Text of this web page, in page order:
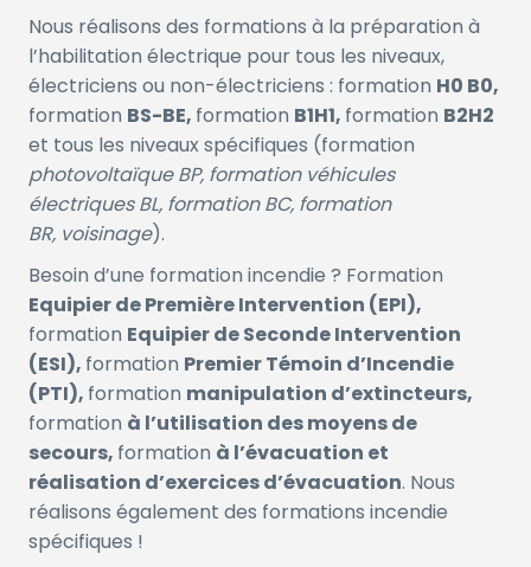
Nous réalisons des formations à la préparation à
l’habilitation électrique pour tous les niveaux,
électriciens ou non-électriciens : formation H0 B0,
formation BS-BE, formation B1H1, formation B2H2
et tous les niveaux spécifiques (formation
photovoltaïque BP, formation véhicules
électriques BL, formation BC, formation
BR, voisinage).
Besoin d’une formation incendie ? Formation
Equipier de Première Intervention (EPI),
formation Equipier de Seconde Intervention
(ESI), formation Premier Témoin d’Incendie
(PTI), formation manipulation d’extincteurs,
formation à l’utilisation des moyens de
secours, formation à l’évacuation et
réalisation d’exercices d’évacuation. Nous
réalisons également des formations incendie
spécifiques !